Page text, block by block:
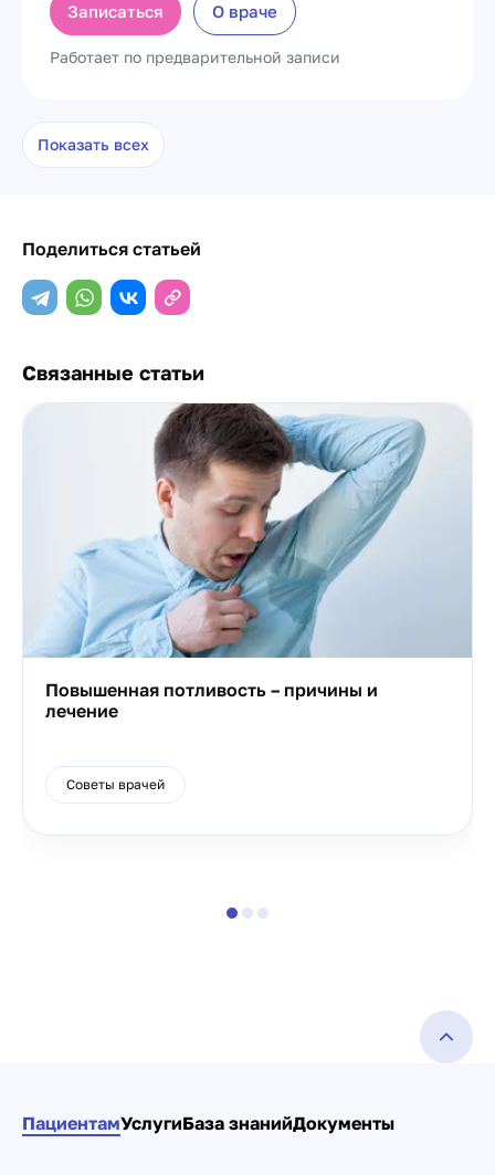
Записаться О враче
Работает по предварительной записи
Показать всех
Поделиться статьей
Связанные статьи
Повышенная потливость – причины и
лечение
Советы врачей
ПациентамУслугиБаза знанийДокументы